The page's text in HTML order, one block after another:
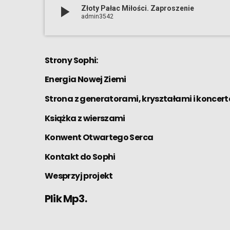
play_arrow Złoty Pałac Miłości. Zaproszenie
admin3542
Strony Sophi:
Energia Nowej Ziemi
Strona z generatorami, kryształami i
Książka z wierszami
Konwent Otwartego Serca
Kontakt do Sophi
Wesprzyj projekt
Plik Mp3.